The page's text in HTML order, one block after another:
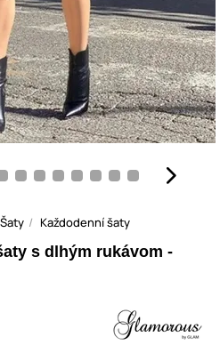
Šaty Každodenní šaty
s dlhým rukávom -